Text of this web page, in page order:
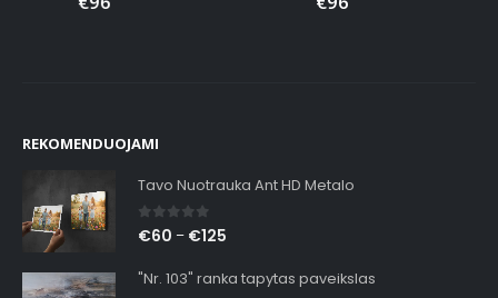
REKOMENDUOJAMI
Tavo Nuotrauka Ant HD Metalo
0out of 5
€60 – €125
"Nr. 103" ranka tapytas paveikslas